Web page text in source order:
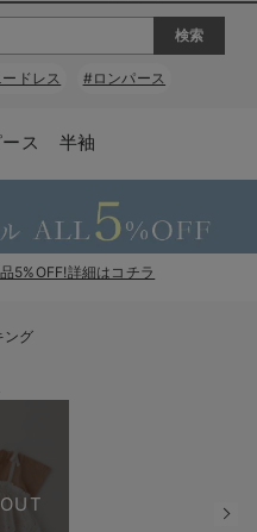
ベビーチェア（ハイローチェア）・ベビーラック
送料無料アイテム全て
ワンピース
スカート
パジャマ
ブラキャミ おまとめ
【37周年祭セール】
【37周年祭セール】
気温差別オススメア
【15℃】3月下旬～
動きやすく着回しで
強撚スムース(コスパ
マタニティウェア
【おまとめ割】パジ
こだわりの履き心地
カジュアル
オフィス
ジャケット派
きれいめ美脚パンツ派
ツィード派
出産準備応援割全て
マタニティパジャマ
【オフィスカジュア
レギンスタイプ
【フォーマル】ワン
【ベビー】長袖
ハンカチ
短肌着
セット
快適ウェア10%OFF
快適ウェア10%OFF
春のマタニティワン
セットアップ・ レイ
ジャンパースカート/
ワーク・オフィス
Gift Selection 出産
〜3,000円（税込）
10,001円（税込）〜
女の子におススメの
何枚あっても嬉しい
冬の冷え対策インナ
薄くてあったか
保温&リカバリー
レギンス・タイツ
入院準備の持ち物チ
入院してすぐ使うグ
冬のあったか特集全て
【冬のあったか特集
【冬のあったか特集
ドレス #ロンパース
ース 半袖
5%OFF!詳細はコチラ
ング
る